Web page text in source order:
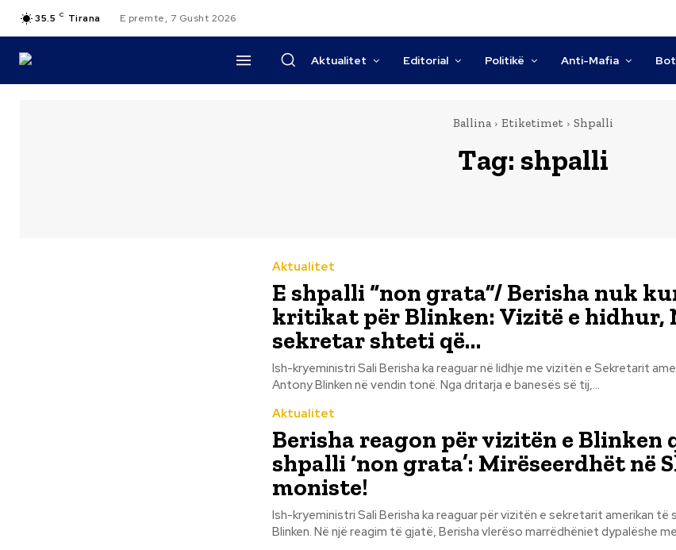
35.5 C Tirana E premte, 7 Gusht 2026
Aktualitet Editorial Politikë Anti-Mafia
Ballina Etiketimet Shpalli
Tag: shpalli
Aktualitet
E shpalli “non grata”/ Berisha nuk
kritikat për Blinken: Vizitë e hidhur,
sekretar shteti që…
Ish-kryeministri Sali Berisha ka reaguar në lidhje me vizitën e Sekretarit
Antony Blinken në vendin tonë. Nga dritarja e banesës së tij,...
Aktualitet
Berisha reagon për vizitën e Blinken
shpalli ‘non grata’: Mirëseerdhët në
moniste!
Ish-kryeministri Sali Berisha ka reaguar për vizitën e sekretarit amerikan
Blinken. Në një reagim të gjatë, Berisha vlerëso marrëdhëniet dypalëshe